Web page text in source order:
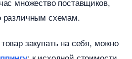
различным схемам.
закупать на себя, можно